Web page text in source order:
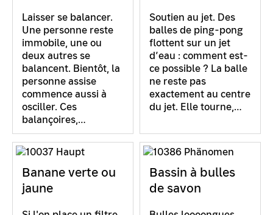
Laisser se balancer.
Une personne reste
immobile, une ou
deux autres se
balancent. Bientôt, la
personne assise
commence aussi à
osciller. Ces
balançoires,…
Soutien au jet. Des
balles de ping-pong
flottent sur un jet
d’eau : comment est-
ce possible ? La balle
ne reste pas
exactement au centre
du jet. Elle tourne,…
Banane verte ou
jaune
Bassin à bulles
de savon